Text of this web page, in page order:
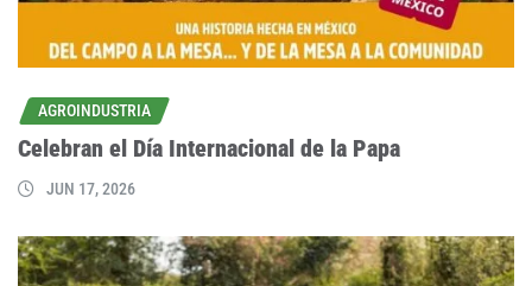
AGROINDUSTRIA
Celebran el Día Internacional de la Papa
JUN 17, 2026